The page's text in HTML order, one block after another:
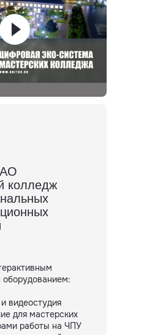
колледж
видеостудия
для мастерских
работы на ЧПУ